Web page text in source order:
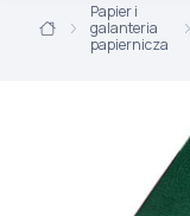
Papier i
galanteria
papiernicza